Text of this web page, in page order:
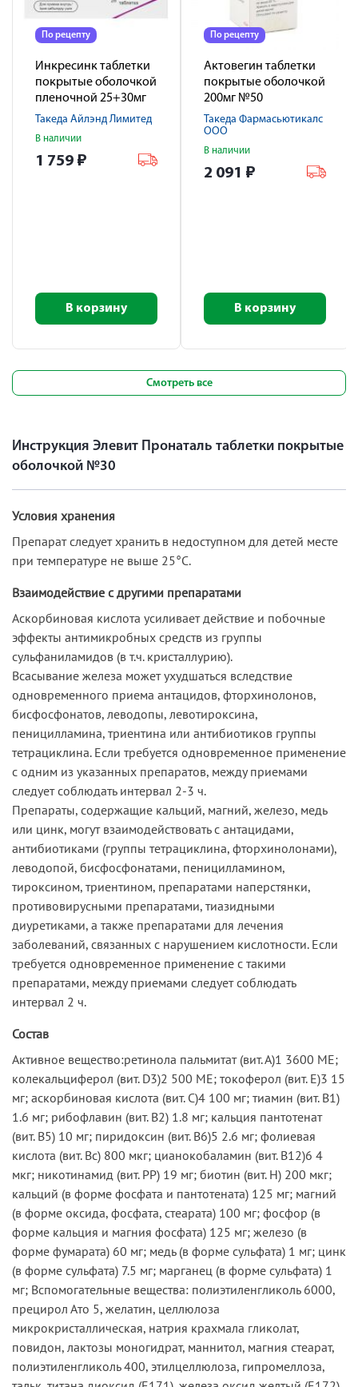
По рецепту
Инкресинк таблетки
покрытые оболочкой
пленочной 25+30мг
№ 28
Такеда Айлэнд Лимитед
В наличии
1 759 ₽
В корзину
По рецепту
Актовегин таблетки
покрытые оболочкой
200мг №50
Такеда Фармасьютикалс
ООО
В наличии
2 091 ₽
В корзину
Смотреть все
Инструкция Элевит Пронаталь таблетки покрытые
оболочкой №30
Условия хранения
Препарат следует хранить в недоступном для детей месте
при температуре не выше 25°С.
Взаимодействие с другими препаратами
Аскорбиновая кислота усиливает действие и побочные
эффекты антимикробных средств из группы
сульфаниламидов (в т.ч. кристаллурию).
Всасывание железа может ухудшаться вследствие
одновременного приема антацидов, фторхинолонов,
бисфосфонатов, леводопы, левотироксина,
пеницилламина, триентина или антибиотиков группы
тетрациклина. Если требуется одновременное применение
с одним из указанных препаратов, между приемами
следует соблюдать интервал 2-3 ч.
Препараты, содержащие кальций, магний, железо, медь
или цинк, могут взаимодействовать с антацидами,
антибиотиками (группы тетрациклина, фторхинолонами),
леводопой, бисфосфонатами, пеницилламином,
тироксином, триентином, препаратами наперстянки,
противовирусными препаратами, тиазидными
диуретиками, а также препаратами для лечения
заболеваний, связанных с нарушением кислотности. Если
требуется одновременное применение с такими
препаратами, между приемами следует соблюдать
интервал 2 ч.
Состав
Активное вещество:ретинола пальмитат (вит. А)1 3600 МЕ;
колекальциферол (вит. D3)2 500 МЕ; токоферол (вит. Е)3 15
мг; аскорбиновая кислота (вит. С)4 100 мг; тиамин (вит. В1)
1.6 мг; рибофлавин (вит. B2) 1.8 мг; кальция пантотенат
(вит. B5) 10 мг; пиридоксин (вит. B6)5 2.6 мг; фолиевая
кислота (вит. Bc) 800 мкг; цианокобаламин (вит. B12)6 4
мкг; никотинамид (вит. PP) 19 мг; биотин (вит. Н) 200 мкг;
кальций (в форме фосфата и пантотената) 125 мг; магний
(в форме оксида, фосфата, стеарата) 100 мг; фосфор (в
форме кальция и магния фосфата) 125 мг; железо (в
форме фумарата) 60 мг; медь (в форме сульфата) 1 мг; цинк
(в форме сульфата) 7.5 мг; марганец (в форме сульфата) 1
мг; Вспомогательные вещества: полиэтиленгликоль 6000,
прецирол Ато 5, желатин, целлюлоза
микрокристаллическая, натрия крахмала гликолат,
повидон, лактозы моногидрат, маннитол, магния стеарат,
полиэтиленгликоль 400, этилцеллюлоза, гипромеллоза,